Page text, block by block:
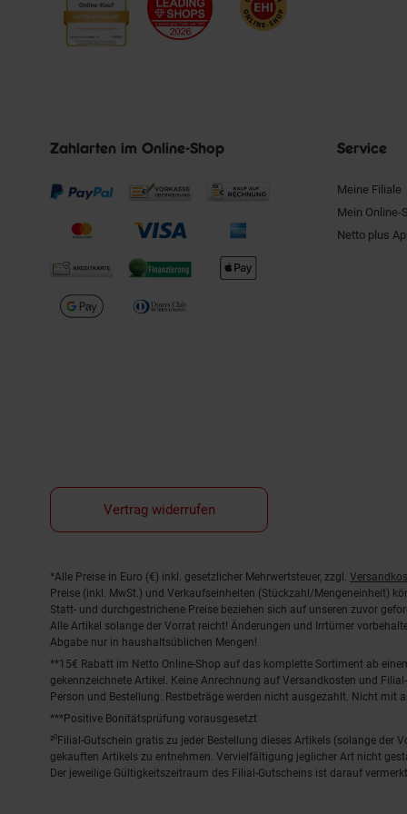
Zahlarten im Online-Shop Service
Meine Filiale
Mein Online-
Netto plus
Vertrag widerrufen
Fußnoten
*Alle Preise in Euro (€) inkl. gesetzlicher Mehrwertsteuer, zzgl.
Preise (inkl. MwSt.) und Verkaufseinheiten (Stückzahl/Mengeneinheit)
Statt- und durchgestrichene Preise beziehen sich auf unseren zuvor
Alle Artikel solange der Vorrat reicht! Änderungen und Irrtümer
Abgabe nur in haushaltsüblichen Mengen!
**15€ Rabatt im Netto Online-Shop auf das komplette Sortiment ab
gekennzeichnete Artikel. Keine Anrechnung auf Versandkosten und
Person und Bestellung. Restbeträge werden nicht ausgezahlt. Nicht mit
***Positive Bonitätsprüfung vorausgesetzt
²⁰Filial-Gutschein gratis zu jeder Bestellung dieses Artikels (solange
gekauften Artikels zu entnehmen. Vervielfältigung jeglicher Art nicht
Der jeweilige Gültigkeitszeitraum des Filial-Gutscheins ist darauf vermerkt.